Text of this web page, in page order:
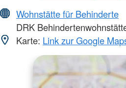
Wohnstätte für Behinderte
DRK
Karte: Link zur Google